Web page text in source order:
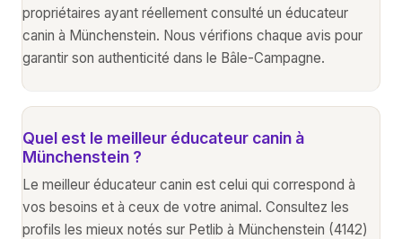
propriétaires ayant réellement consulté un éducateur
canin à Münchenstein. Nous vérifions chaque avis pour
garantir son authenticité dans le Bâle-Campagne.
Quel est le meilleur éducateur canin à
Münchenstein ?
Le meilleur éducateur canin est celui qui correspond à
vos besoins et à ceux de votre animal. Consultez les
profils les mieux notés sur Petlib à Münchenstein (4142)